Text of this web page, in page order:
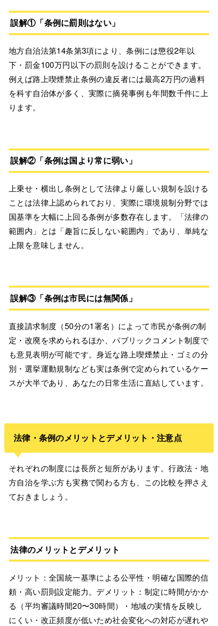
誤解①「条例に罰則はない」
地方自治法第14条第3項により、条例には懲役2年以
下・罰金100万円以下の罰則を設けることができます。
例えば路上喫煙禁止条例の違反者には最高2万円の過料
を科す自治体が多く、実際に摘発事例も年間数千件に上
ります。
誤解②「条例は国より常に弱い」
上乗せ・横出し条例として法律より厳しい規制を設ける
ことは法律上認められており、実際に環境規制分野では
国基準を大幅に上回る条例が多数存在します。「法律の
範囲内」とは「趣旨に反しない範囲内」であり、単純な
上限を意味しません。
誤解③「条例は市民には無関係」
直接請求制度（50分の1署名）によって市民が条例の制
定・改廃を求められるほか、パブリックコメント制度で
も意見表明が可能です。身近な路上喫煙禁止・ゴミの分
別・選挙運動規制なども実は条例で定められているケー
スが大半であり、あなたの日常生活に直結しています。
法律・条例のメリットとデメリット・注意点
それぞれの制度には長所と短所があります。行政法・地
方自治を学ぶ方も実務で関わる方も、この比較を押さえ
ておきましょう。
法律のメリットとデメリット
メリット：全国統一基準による公平性・明確な国際的信
頼・高い罰則設定能力。デメリット：制定に時間がかか
る（平均審議時間20〜30時間）・地域の実情を反映し
にくい・改正頻度が低いため社会変化への対応が遅れや